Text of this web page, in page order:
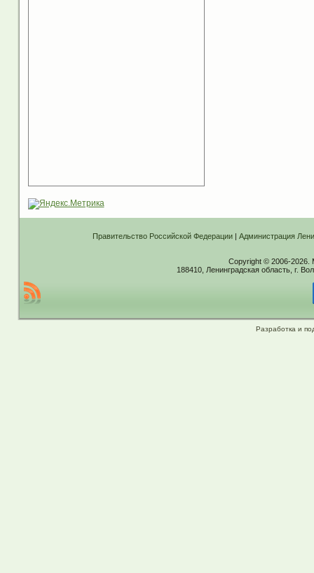
Правительство Российской Федерации| Администрация
Copyright © 2006-2026.
188410, Ленинградская область, г.
Разработка и